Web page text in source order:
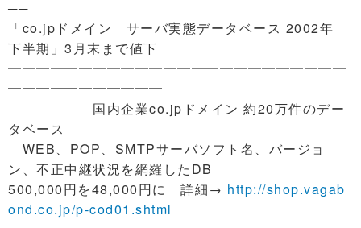
──
「co.jpドメイン サーバ実態データベース 2002年
下半期」3月末まで値下
━━━━━━━━━━━━━━━━━━━━━━━━
━━━━━━━━━━━
国内企業co.jpドメイン 約20万件のデー
タベース
WEB、POP、SMTPサーバソフト名、バージョ
ン、不正中継状況を網羅したDB
500,000円を48,000円に 詳細→ http://shop.vagab
ond.co.jp/p-cod01.shtml